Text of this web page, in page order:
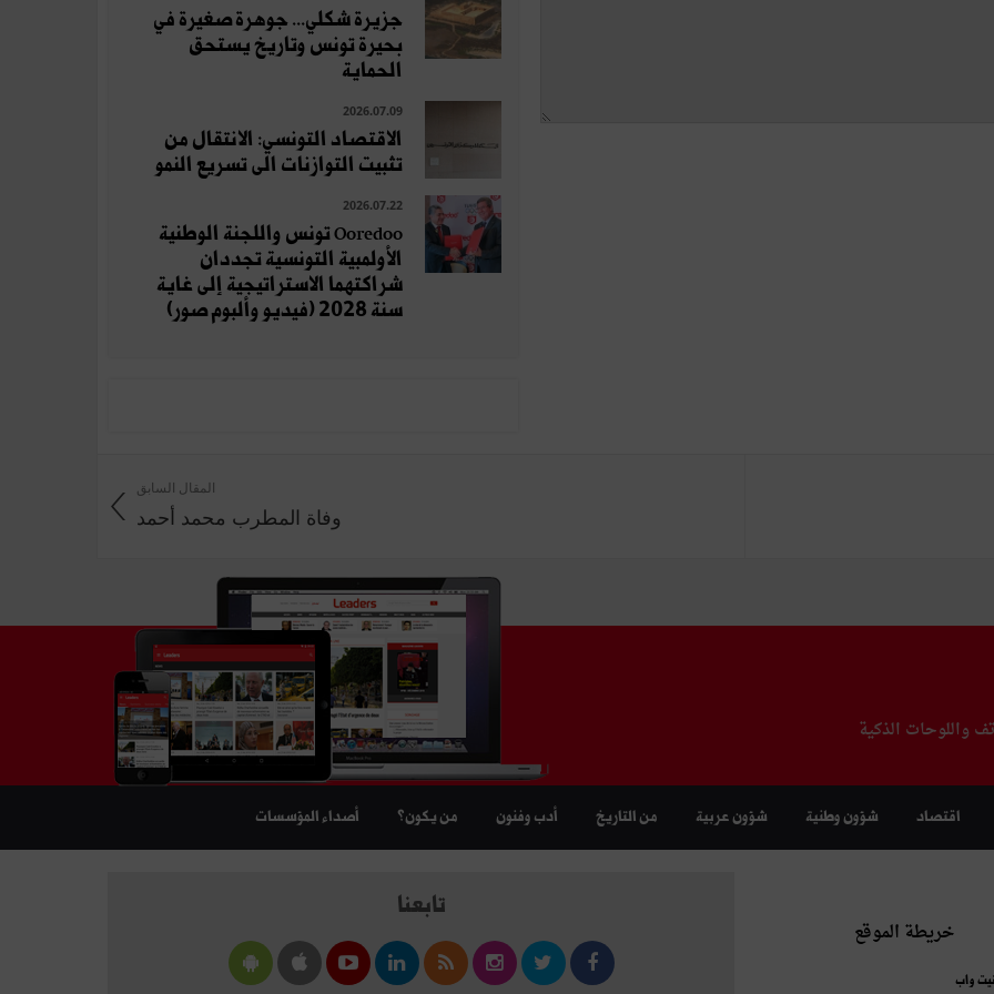
جزيرة شكلي... جوهرة صغيرة في
بحيرة تونس وتاريخ يستحق
الحماية
2026.07.09
الاقتصاد التونسي: الانتقال من
تثبيت التوازنات الى تسريع النمو
2026.07.22
Ooredoo تونس واللجنة الوطنية
الأولمبية التونسية تجددان
شراكتهما الاستراتيجية إلى غاية
سنة 2028 (فيديو وألبوم صور)
المقال السابق
وفاة المطرب محمد أحمد
واللوحات الذكية
اقتصاد شؤون وطنية شؤون عربية من التاريخ أدب وفنون من يكون؟ أصداء المؤسسات
خريطة الموقع
واب
تابعنا